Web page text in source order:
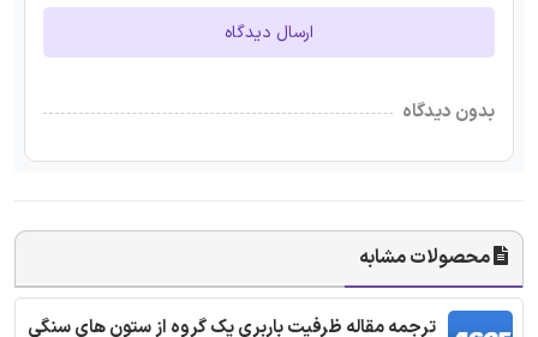
ارسال دیدگاه
بدون دیدگاه
محصولات مشابه
ترجمه مقاله ظرفیت باربری یک گروه از ستون های سنگی